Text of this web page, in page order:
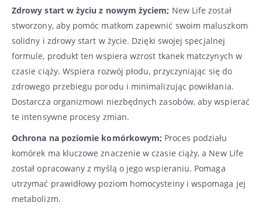
Zdrowy start w życiu z nowym życiem; New Life został
stworzony, aby pomóc matkom zapewnić swoim maluszkom
solidny i zdrowy start w życie. Dzięki swojej specjalnej
formule, produkt ten wspiera wzrost tkanek matczynych w
czasie ciąży. Wspiera rozwój płodu, przyczyniając się do
zdrowego przebiegu porodu i minimalizując powikłania.
Dostarcza organizmowi niezbędnych zasobów, aby wspierać
te intensywne procesy zmian.
Ochrona na poziomie komórkowym; Proces podziału
komórek ma kluczowe znaczenie w czasie ciąży, a New Life
został opracowany z myślą o jego wspieraniu. Pomaga
utrzymać prawidłowy poziom homocysteiny i wspomaga jej
metabolizm.